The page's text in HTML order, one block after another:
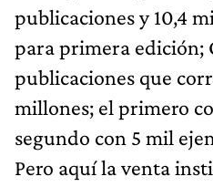
publicaciones y 10,4
para primera edición;
publicaciones que
millones; el primero
segundo con 5 mil
Pero aquí la venta